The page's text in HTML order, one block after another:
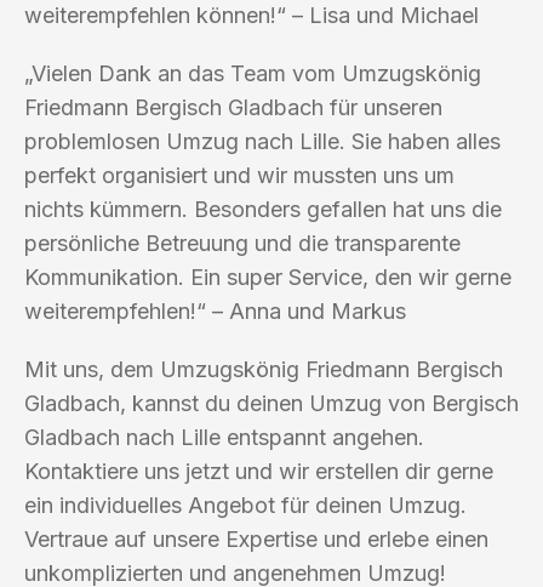
weiterempfehlen können!“ – Lisa und Michael
„Vielen Dank an das Team vom Umzugskönig
Friedmann Bergisch Gladbach für unseren
problemlosen Umzug nach Lille. Sie haben alles
perfekt organisiert und wir mussten uns um
nichts kümmern. Besonders gefallen hat uns die
persönliche Betreuung und die transparente
Kommunikation. Ein super Service, den wir gerne
weiterempfehlen!“ – Anna und Markus
Mit uns, dem Umzugskönig Friedmann Bergisch
Gladbach, kannst du deinen Umzug von Bergisch
Gladbach nach Lille entspannt angehen.
Kontaktiere uns jetzt und wir erstellen dir gerne
ein individuelles Angebot für deinen Umzug.
Vertraue auf unsere Expertise und erlebe einen
unkomplizierten und angenehmen Umzug!